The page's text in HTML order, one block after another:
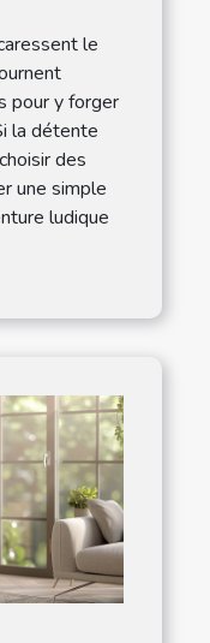
le
pour y forger
la détente
des
une simple
ludique